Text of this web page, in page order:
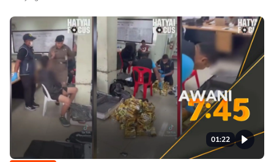
01:22